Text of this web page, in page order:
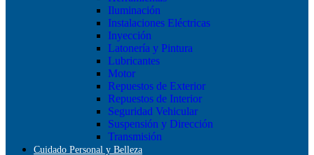
Iluminación
Instalaciones Eléctricas
Inyección
Latonería y Pintura
Lubricantes
Motor
Repuestos de Exterior
Repuestos de Interior
Seguridad Vehicular
Suspensión y Dirección
Transmisión
Cuidado Personal y Belleza